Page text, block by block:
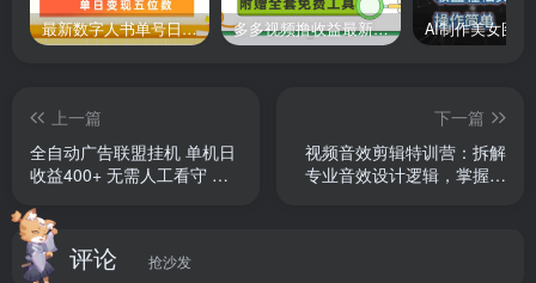
最新数字人书单号日400+创业粉，单日变现五位数，市面卖5980附软件和详… 多多视频撸收益最新玩法，高收益技术，单日变现2000+，附赠全套技术资料
上一篇
全自动广告联盟挂机 单机日
收益400+ 无需人工看守 可
下一篇
视频音效剪辑特训营：拆解
专业音效设计逻辑，掌握剪
评论 抢沙发